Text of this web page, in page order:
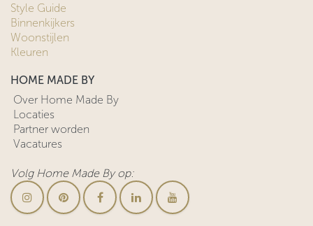
Style Guide
Binnenkijkers
Woonstijlen
Kleuren
HOME MADE BY
Over Home Made By
Locaties
Partner worden
Vacatures
Volg Home Made By op: